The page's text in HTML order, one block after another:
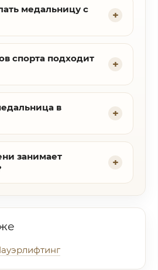
медальницу с
спорта подходит
в
занимает